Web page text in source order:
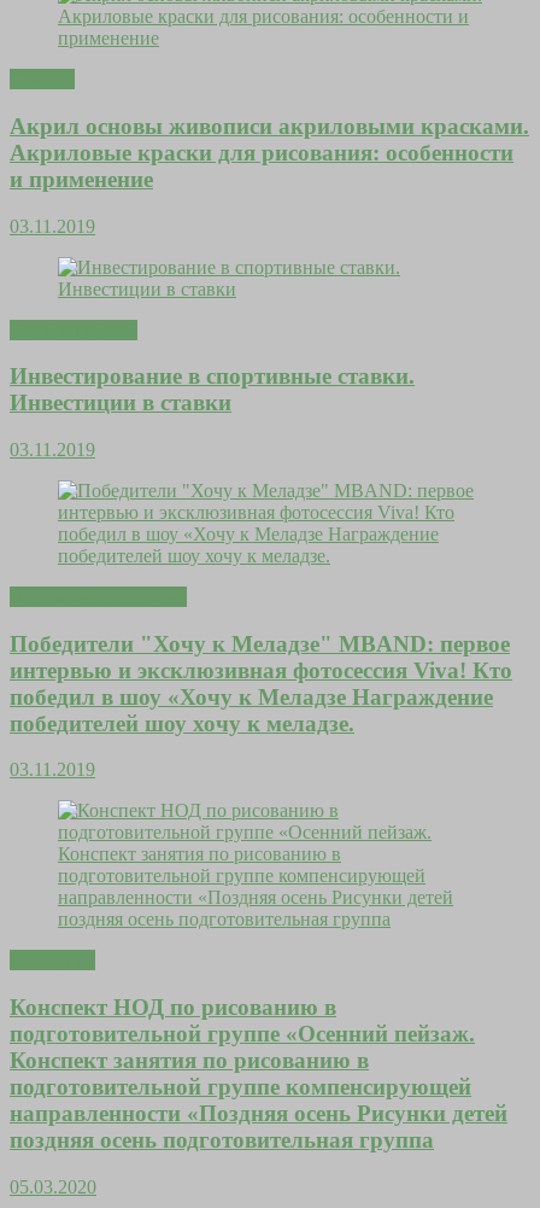
Акрил основы живописи акриловыми красками.
Акриловые краски для рисования: особенности
и применение
03.11.2019
Инвестирование в спортивные ставки.
Инвестиции в ставки
03.11.2019
Победители "Хочу к Меладзе" MBAND: первое
интервью и эксклюзивная фотосессия Viva! Кто
победил в шоу «Хочу к Меладзе Награждение
победителей шоу хочу к меладзе.
03.11.2019
Конспект НОД по рисованию в
подготовительной группе «Осенний пейзаж.
Конспект занятия по рисованию в
подготовительной группе компенсирующей
направленности «Поздняя осень Рисунки детей
поздняя осень подготовительная группа
05.03.2020